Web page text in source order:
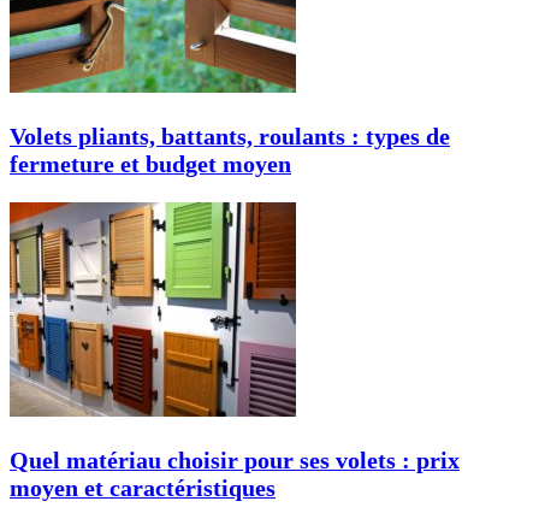
Volets pliants, battants, roulants : types de
fermeture et budget moyen
Quel matériau choisir pour ses volets : prix
moyen et caractéristiques